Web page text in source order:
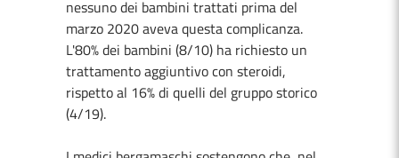
nessuno dei bambini trattati prima del
marzo 2020 aveva questa complicanza.
L'80% dei bambini (8/10) ha richiesto un
trattamento aggiuntivo con steroidi,
rispetto al 16% di quelli del gruppo storico
(4/19).